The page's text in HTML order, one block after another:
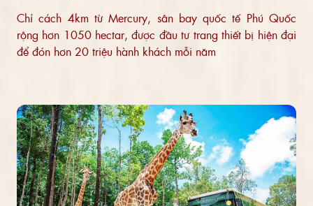
Chỉ cách 4km từ Mercury, sân bay quốc tế Phú Quốc
rộng hơn 1050 hectar, được đầu tư trang thiết bị hiện đại
để đón hơn 20 triệu hành khách mỗi năm